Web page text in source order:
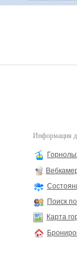
Информация
Поиск
Карта